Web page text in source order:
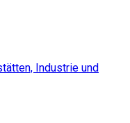
Industrie und